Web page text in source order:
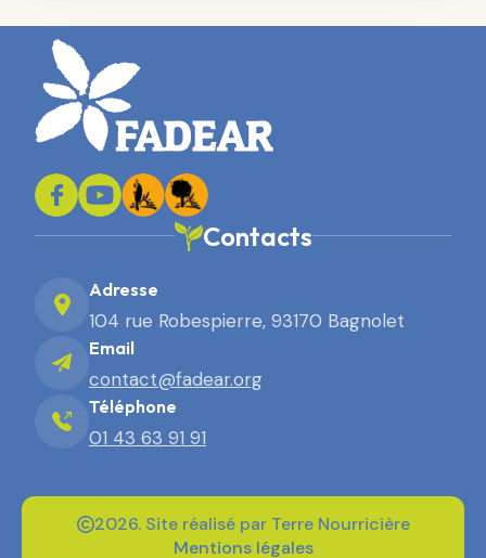
Contacts
Adresse
104 rue Robespierre, 93170 Bagnolet
Email
contact@fadear.org
Téléphone
01 43 63 91 91
2026. Site réalisé par Terre Nourricière
Mentions légales